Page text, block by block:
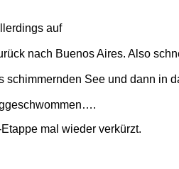
auf
nach Buenos Aires. Also
See und dann in
mal wieder verkürzt.